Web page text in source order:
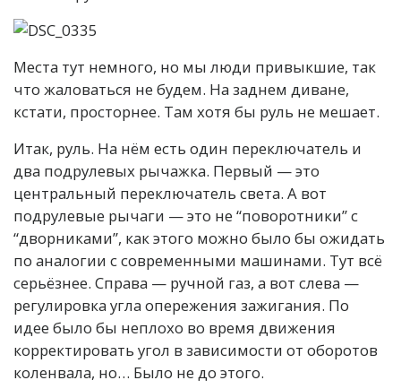
Места тут немного, но мы люди привыкшие, так
что жаловаться не будем. На заднем диване,
кстати, просторнее. Там хотя бы руль не мешает.
Итак, руль. На нём есть один переключатель и
два подрулевых рычажка. Первый — это
центральный переключатель света. А вот
подрулевые рычаги — это не “поворотники” с
“дворниками”, как этого можно было бы ожидать
по аналогии с современными машинами. Тут всё
серьёзнее. Справа — ручной газ, а вот слева —
регулировка угла опережения зажигания. По
идее было бы неплохо во время движения
корректировать угол в зависимости от оборотов
коленвала, но… Было не до этого.